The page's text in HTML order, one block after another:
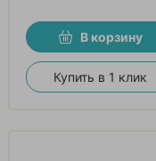
В корзину
Купить в 1 клик